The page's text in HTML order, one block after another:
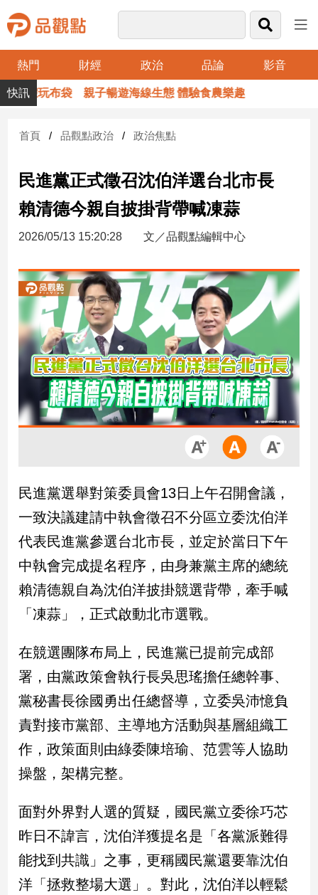
熱門 財經 政治 品論 影音
品
觀
財
台
財
新
產
經/
股
市
房
地
產
品
政
治
政
治
焦
品
觀
民
調
國
會
點
觀
兩
岸/
國
際
暑假玩布袋 親子暢遊海線生態 體驗食農樂趣
首頁 品觀點政治 政治焦點
民進黨正式徵召沈伯洋選台北市長
賴清德今親自披掛背帶喊凍蒜
2026/05/13 15:20:28 文／品觀點編輯中心
民進黨選舉對策委員會13日上午召開會議，
一致決議建請中執會徵召不分區立委沈伯洋
代表民進黨參選台北市長，並定於當日下午
中執會完成提名程序，由身兼黨主席的總統
賴清德親自為沈伯洋披掛競選背帶，牽手喊
「凍蒜」，正式啟動北市選戰。
在競選團隊布局上，民進黨已提前完成部
署，由黨政策會執行長吳思瑤擔任總幹事、
黨秘書長徐國勇出任總督導，立委吳沛憶負
責對接市黨部、主導地方活動與基層組織工
作，政策面則由綠委陳培瑜、范雲等人協助
操盤，架構完整。
面對外界對人選的質疑，國民黨立委徐巧芯
昨日不諱言，沈伯洋獲提名是「各黨派難得
能找到共識」之事，更稱國民黨還要靠沈伯
洋「拯救整場大選」。對此，沈伯洋以輕鬆